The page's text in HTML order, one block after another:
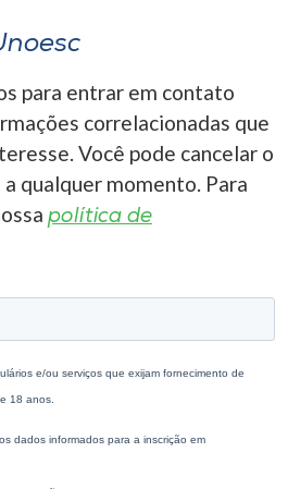
para entrar em contato
correlacionadas que
Você pode cancelar o
qualquer momento. Para
política de